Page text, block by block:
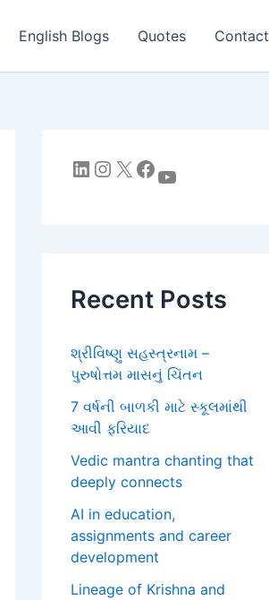
English Blogs Quotes Contact
LinkedIn Instagram X Facebook YouTube
Recent Posts
શ્રીવિષ્ણુ સહસ્ત્રનામ –
પુરુષોત્તમ માસનું ચિંતન
7 વર્ષની બાળકી માટે સ્કૂલમાંથી
આવી ફરિયાદ
Vedic mantra chanting that
deeply connects
AI in education,
assignments and career
development
Lineage of Krishna and